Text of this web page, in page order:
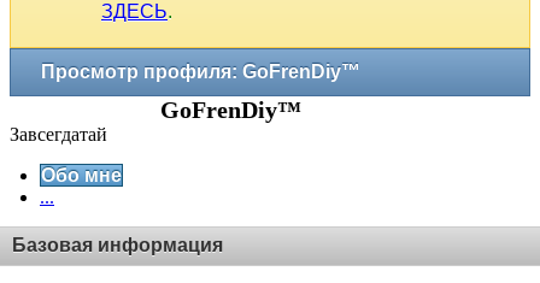
ЗДЕСЬ.
Просмотр профиля: GoFrenDiy™
GoFrenDiy™
Завсегдатай
Обо мне
...
Базовая информация